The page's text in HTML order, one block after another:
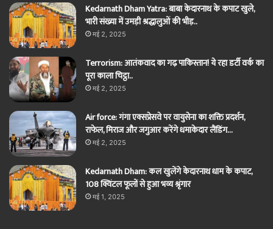
Kedarnath Dham Yatra: बाबा केदारनाथ के कपाट खुले,
भारी संख्या में उमड़ी श्रद्धालुओं की भीड़..
मई 2, 2025
Terrorism: आतंकवाद का गढ़ पाकिस्तान! ये रहा डर्टी वर्क का
पूरा काला चिट्ठा..
मई 2, 2025
Air force: गंगा एक्सप्रेसवे पर वायुसेना का शक्ति प्रदर्शन,
राफेल, मिराज और जगुआर करेंगे धमाकेदार लैंडिंग…
मई 2, 2025
Kedarnath Dham: कल खुलेंगे केदारनाथ धाम के कपाट,
108 क्विंटल फूलों से हुआ भव्य श्रृंगार
मई 1, 2025